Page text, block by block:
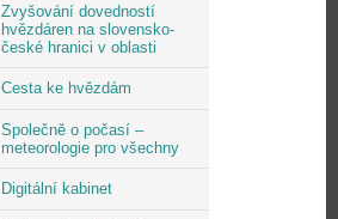
Zvyšování dovedností
hvězdáren na slovensko-
české hranici v oblasti
Cesta ke hvězdám
Společně o počasí –
meteorologie pro všechny
Digitální kabinet